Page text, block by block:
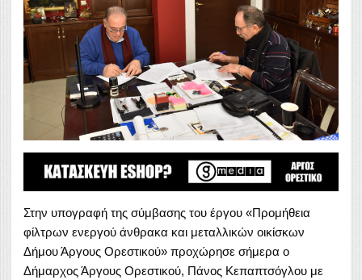
Στην υπογραφή της σύμβασης του έργου «Προμήθεια
φίλτρων ενεργού άνθρακα και μεταλλικών οικίσκων
Δήμου Άργους Ορεστικού» προχώρησε σήμερα ο
Δήμαρχος Άργους Ορεστικού, Πάνος Κεπαπτσόγλου με